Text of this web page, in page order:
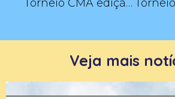
Torneio CMA edição Dia das Mulheres
Veja mais